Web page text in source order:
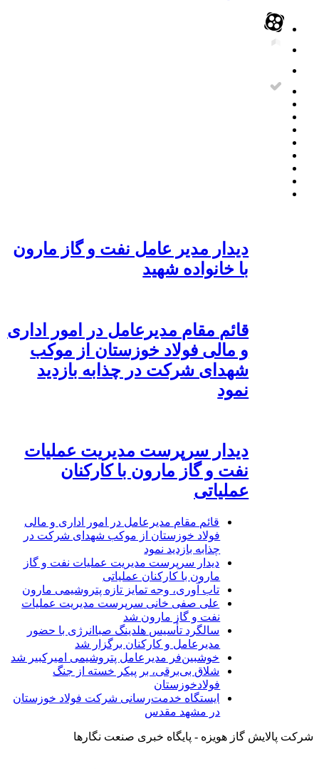
دیدار مدیر عامل نفت و گاز مارون
با خانواده شهید
قائم مقام مدیرعامل در امور اداری
و مالی فولاد خوزستان از موکب
شهدای شرکت در چذابه بازدید
نمود
دیدار سرپرست مدیریت عملیات
نفت و گاز مارون با کارکنان
عملیاتی
قائم مقام مدیرعامل در امور اداری و مالی
فولاد خوزستان از موکب شهدای شرکت در
چذابه بازدید نمود
دیدار سرپرست مدیریت عملیات نفت و گاز
مارون با کارکنان عملیاتی
تاب آوری، وجه تمایز تازه پتروشیمی مارون
علی صفی خانی سرپرست مدیریت عملیات
نفت و گاز مارون شد
سالگرد تأسیس هلدینگ صباانرژی با حضور
مدیرعامل و کارکنان برگزار شد
خوشبین‌فر مدیرعامل پتروشیمی امیرکبیر شد
شلاق‌ بی‌برقی، بر پیکر خسته‌ از جنگ
فولادخوزستان
ایستگاه خدمت‌رسانی شرکت فولاد خوزستان
در مشهد مقدس
شرکت پالایش گاز هویزه - پایگاه خبری صنعت نگارها